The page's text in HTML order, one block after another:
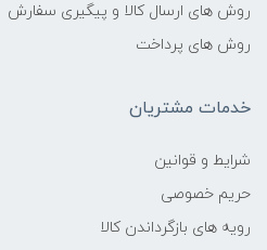
روش های ارسال کالا و پیگیری سفارش
روش های پرداخت
خدمات مشتریان
شرایط و قوانین
حریم خصوصی
رویه های بازگرداندن کالا